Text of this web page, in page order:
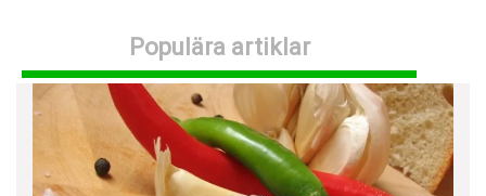
Populära artiklar